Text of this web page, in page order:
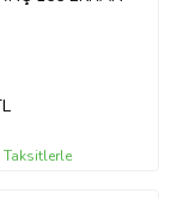
Taksitlerle